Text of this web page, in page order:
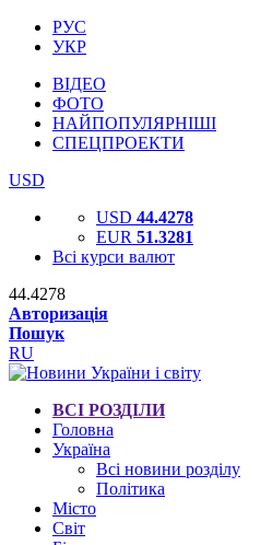
РУС
УКР
ВІДЕО
ФОТО
НАЙПОПУЛЯРНІШІ
СПЕЦПРОЕКТИ
USD
USD 44.4278
EUR 51.3281
Всі курси валют
44.4278
Авторизація
Пошук
RU
ВСІ РОЗДІЛИ
Головна
Україна
Всі новини розділу
Політика
Місто
Світ